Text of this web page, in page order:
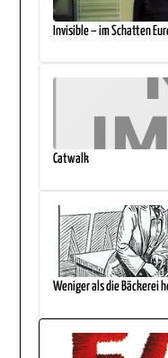
Invisible – im Schatten
Catwalk
Weniger als die Bäckerei